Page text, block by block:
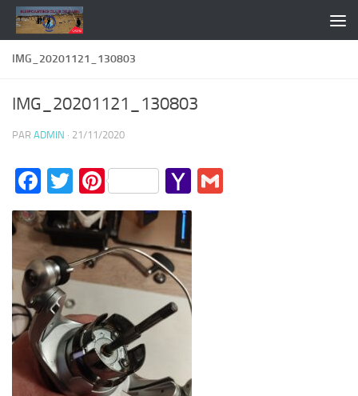
Skip to content
IMG_20201121_130803
IMG_20201121_130803
PAR ADMIN · 21/11/2020
Facebook
TwitterPinterestYahoo
Mail